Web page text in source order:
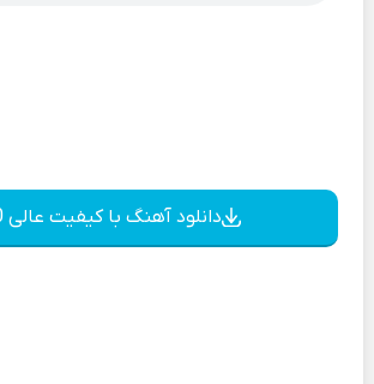
دانلود آهنگ با کیفیت عالی 320